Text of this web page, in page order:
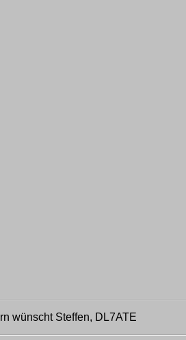
wünscht Steffen, DL7ATE